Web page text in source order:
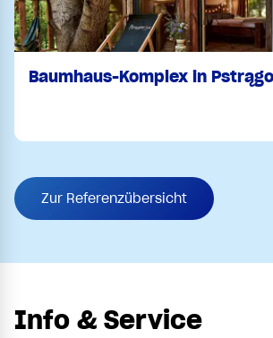
Baumhaus-Komplex in
Zur Referenzübersicht
Info & Service